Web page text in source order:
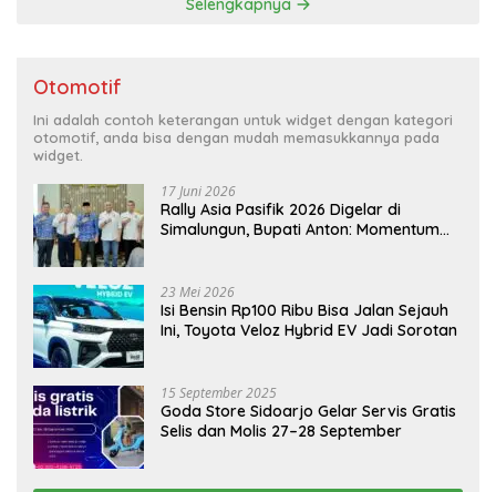
Selengkapnya
Otomotif
Ini adalah contoh keterangan untuk widget dengan kategori
otomotif, anda bisa dengan mudah memasukkannya pada
widget.
17 Juni 2026
Rally Asia Pasifik 2026 Digelar di
Simalungun, Bupati Anton: Momentum
23 Mei 2026
Isi Bensin Rp100 Ribu Bisa Jalan Sejauh
Ini, Toyota Veloz Hybrid EV Jadi Sorotan
15 September 2025
Goda Store Sidoarjo Gelar Servis Gratis
Selis dan Molis 27–28 September